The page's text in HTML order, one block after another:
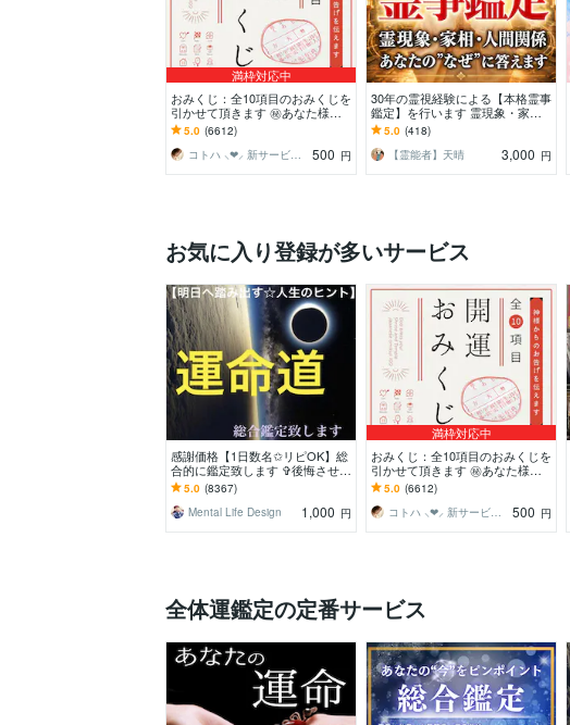
満枠対応中
おみくじ：全10項目のおみくじを
引かせて頂きます ㊙あなた様が
この先どう進むかの道しるべにな
さってください！
5.0 (6612)
コトハ ⸜❤︎⸝ 新サービス提供開始✨️
500 円
30年の霊視経験による【本格霊事
鑑定】を行います 霊現象・家
相・家系・先祖・土地・人間関
係・悪縁・因縁・厄払い
5.0 (418)
【霊能者】天晴
3,000 円
お気に入り登録が多いサービス
感謝価格【1日数名✩リピOK】総
合的に鑑定致します ✞後悔させま
せん【未来を良くする✩人生のヒ
ント】アドバイス付
5.0 (8367)
Mental Life Design
1,000 円
満枠対応中
おみくじ：全10項目のおみくじを
引かせて頂きます ㊙あなた様が
この先どう進むかの道しるべにな
さってください！
5.0 (6612)
コトハ ⸜❤︎⸝ 新サービス提供開始✨️
500 円
全体運鑑定の定番サービス